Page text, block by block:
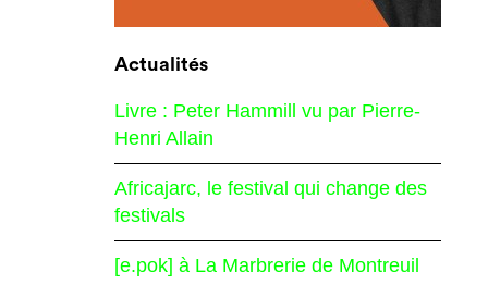
Actualités
Livre : Peter Hammill vu par Pierre-
Henri Allain
Africajarc, le festival qui change des
festivals
[e.pok] à La Marbrerie de Montreuil